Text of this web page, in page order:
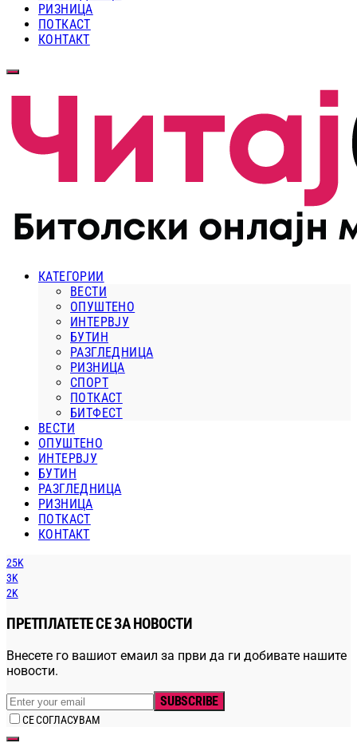
РИЗНИЦА
ПОТКАСТ
КОНТАКТ
КАТЕГОРИИ
ВЕСТИ
ОПУШТЕНО
ИНТЕРВЈУ
БУТИН
РАЗГЛЕДНИЦА
РИЗНИЦА
СПОРТ
ПОТКАСТ
БИТФЕСТ
ВЕСТИ
ОПУШТЕНО
ИНТЕРВЈУ
БУТИН
РАЗГЛЕДНИЦА
РИЗНИЦА
ПОТКАСТ
КОНТАКТ
25K
3K
2K
ПРЕТПЛАТЕТЕ СЕ ЗА НОВОСТИ
Внесете го вашиот емаил за први да ги добивате нашите
новости.
SUBSCRIBE
СЕ СОГЛАСУВАМ